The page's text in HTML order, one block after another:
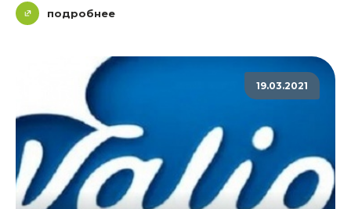
подробнее
19.03.2021